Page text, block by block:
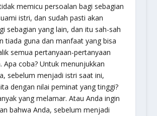
memicu persoalan bagi sebagian
istri, dan sudah pasti akan
sebagian yang lain, dan itu sah-sah
tiada guna dan manfaat yang bisa
semua pertanyaan-pertanyaan
Apa coba? Untuk menunjukkan
sebelum menjadi istri saat ini,
dengan nilai peminat yang tinggi?
yang melamar. Atau Anda ingin
bahwa Anda, sebelum menjadi